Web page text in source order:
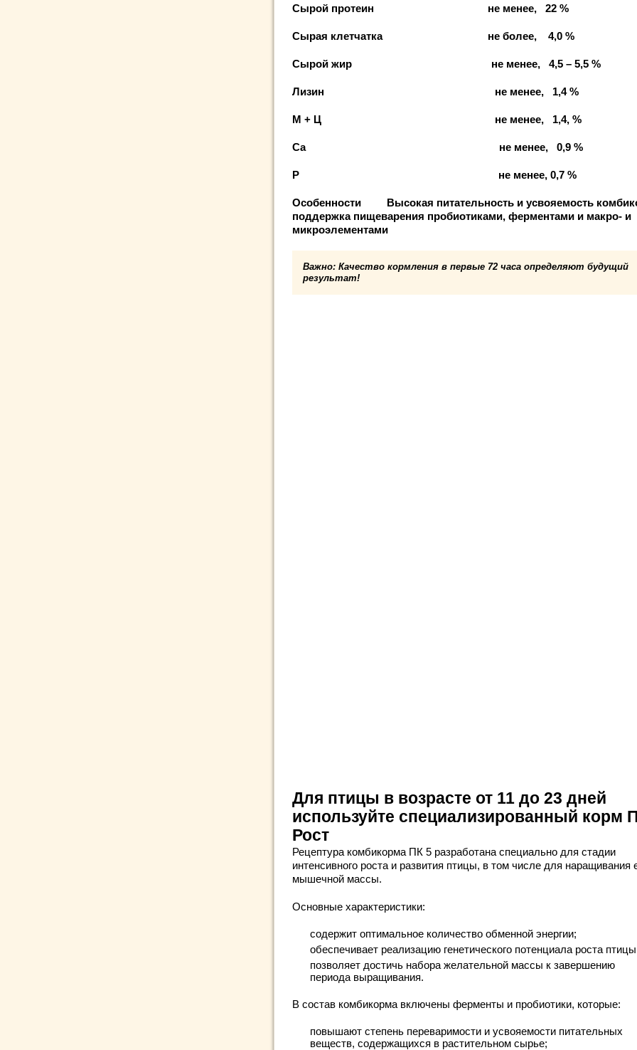
Сырой протеин не менее, 22 %
Сырая клетчатка не более, 4,0 %
Сырой жир не менее, 4,5 – 5,5 %
Лизин не менее, 1,4 %
М + Ц не менее, 1,4, %
Cа не менее, 0,9 %
P не менее, 0,7 %
Особенности Высокая питательность и усвояемость
поддержка пищеварения пробиотиками, ферментами и макро- и
микроэлементами
Важно: Качество кормления в первые 72 часа определяют будущий
результат!
Для птицы в возрасте от 11 до 23 дней
используйте специализированный корм
Рост
Рецептура комбикорма ПК 5 разработана специально для стадии
интенсивного роста и развития птицы, в том числе для наращивания
мышечной массы.
Основные характеристики:
содержит оптимальное количество обменной энергии;
обеспечивает реализацию генетического потенциала роста
позволяет достичь набора желательной массы к завершению
периода выращивания.
В состав комбикорма включены ферменты и пробиотики, которые:
повышают степень переваримости и усвояемости питательных
веществ, содержащихся в растительном сырье;